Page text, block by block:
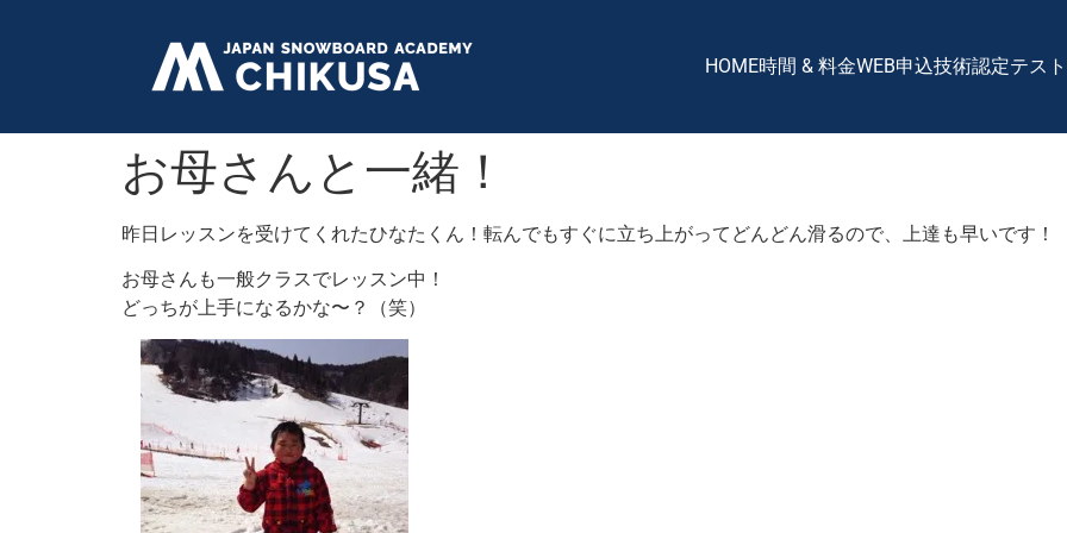
HOME時間 & 料金WEB申込技術認定テスト
お母さんと一緒！
昨日レッスンを受けてくれたひなたくん！転んでもすぐに立ち上がってどんどん滑るので、上達も早いです！
お母さんも一般クラスでレッスン中！
どっちが上手になるかな〜？（笑）